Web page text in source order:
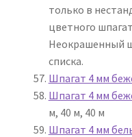
только в
цветного
Неокрашенный
списка.
Шпагат 4 мм
Шпагат 4 мм
м, 40 м, 40 м
Шпагат 4 мм